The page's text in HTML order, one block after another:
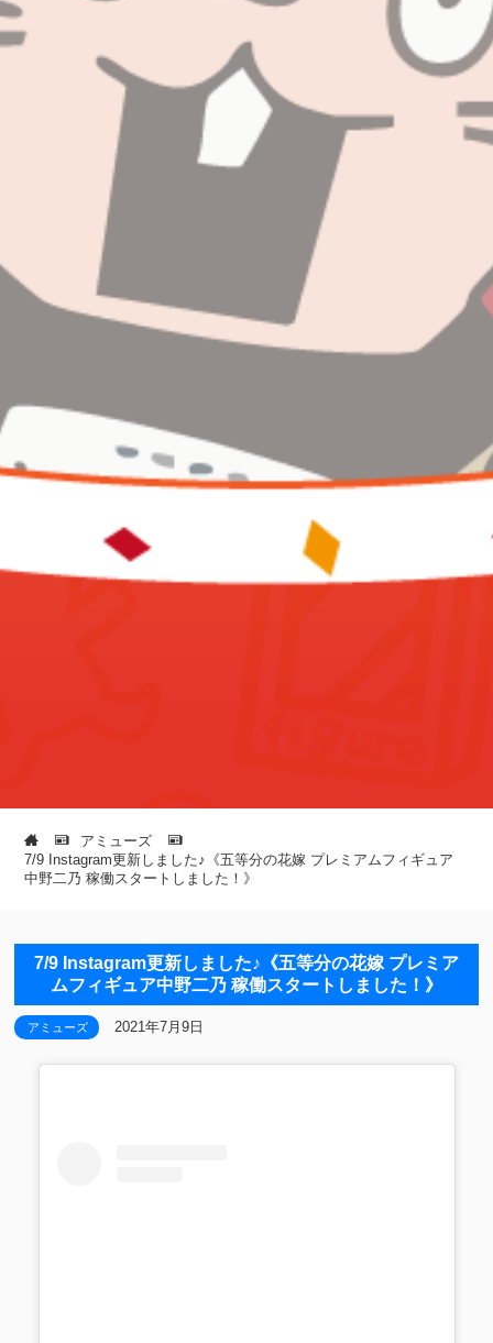
アミューズ
7/9 Instagram更新しました♪《五等分の花嫁 プレミアムフィギュア
中野二乃 稼働スタートしました！》
7/9 Instagram更新しました♪《五等分の花嫁 プレミア
ムフィギュア中野二乃 稼働スタートしました！》
アミューズ 2021年7月9日